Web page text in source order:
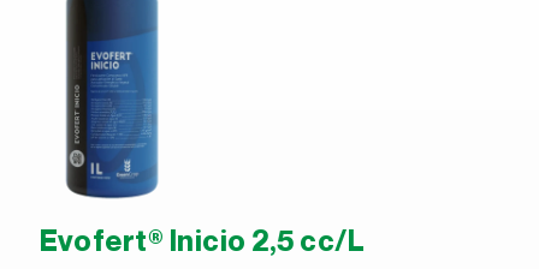
Evofert® Inicio 2,5 cc/L